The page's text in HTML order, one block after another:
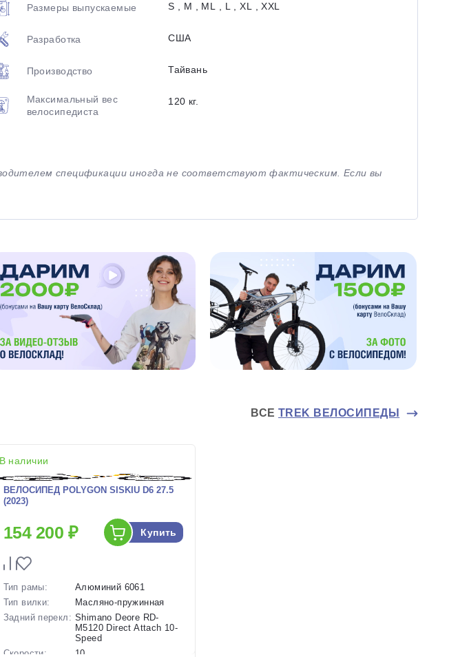
Размеры выпускаемые S , M , ML , L , XL , XXL
Разработка США
Производство Тайвань
Максимальный вес
велосипедиста
120 кг.
спецификации иногда не соответствуют фактическим. Если вы
ВСЕTREK ВЕЛОСИПЕДЫ
В наличии
ВЕЛОСИПЕД POLYGON SISKIU D6 27.5
(2023)
154 200 ₽ Купить
Тип рамы:
Алюминий 6061
Тип вилки:
Масляно-пружинная
Задний перекл: Shimano Deore RD-
M5120 Direct Attach 10-
Speed
Скорости:
10